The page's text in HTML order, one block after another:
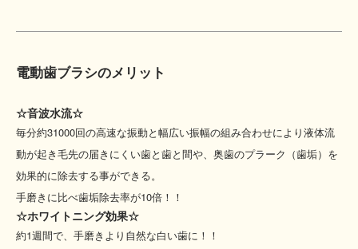
電動歯ブラシのメリット
☆音波水流☆
毎分約31000回の高速な振動と幅広い振幅の組み合わせにより液体流
動が起き毛先の届きにくい歯と歯と間や、奥歯のプラーク（歯垢）を
効果的に除去する事ができる。
手磨きに比べ歯垢除去率が10倍！！
☆ホワイトニング効果☆
約1週間で、手磨きより自然な白い歯に！！